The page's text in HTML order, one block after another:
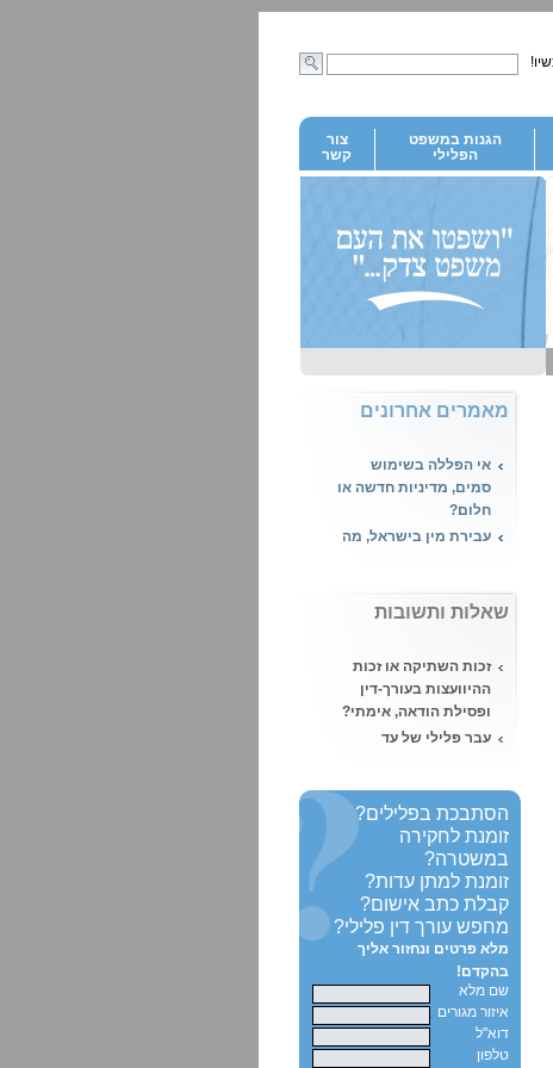
הגנות במשפט
הפלילי
צור
קשר
מאמרים אחרונים
אי הפללה בשימוש
סמים, מדיניות חדשה או
חלום?
עבירת מין בישראל, מה
מהי עבירת אונס ומה
העונש הצפוי?
הצפוי על ביצוע מעשה
סדום?
השעיית עורך דין
מהלשכה, מאת נוגה ויזל,
הטרדה מינית, איך יוצאים
מזה?
שאלות ותשובות
זכות השתיקה או זכות
ההיוועצות בעורך-דין
ופסילת הודאה, אימתי?
עבר פלילי של עד
תיווך בסם מסוכן מול
סחר בסמים - בית
המשפט קבע:
סוכן מדיח - הדחה על ידי
סוכן משטרתי והגנה מן
הצדק
האם ניתן לקחת קצינת
מבחן פרטית?
רישום פלילי ועבודה -
היכן לא ניתן להעסיק
אדם עם רישום פלילי?
הסתבכת בפלילים?
זומנת לחקירה
במשטרה?
זומנת למתן עדות?
קבלת כתב אישום?
מחפש עורך דין פלילי?
מלא פרטים ונחזור אליך
בהקדם!
שם מלא
איזור מגורים
דוא"ל
טלפון